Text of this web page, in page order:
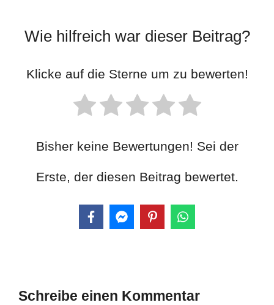
Wie hilfreich war dieser Beitrag?
Klicke auf die Sterne um zu bewerten!
Bisher keine Bewertungen! Sei der
Erste, der diesen Beitrag bewertet.
Schreibe einen Kommentar